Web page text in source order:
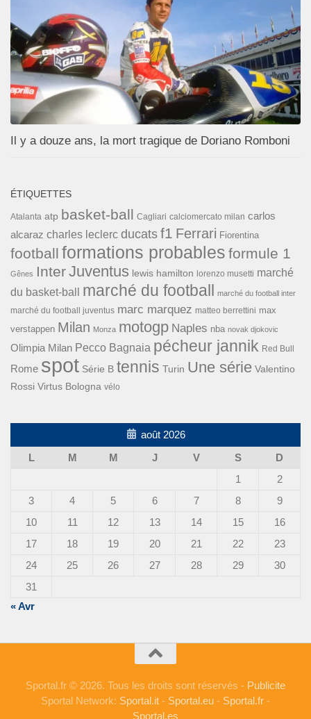
Il y a douze ans, la mort tragique de Doriano Romboni
ÉTIQUETTES
Atalanta atp basket-ball Cagliari calciomercato milan carlos
alcaraz charles leclerc ducats f1 Ferrari Fiorentina
football formations probables formule 1
Gênes InterJuventus lewis hamilton lorenzo musetti marché
du basket-ball
marché du football marché du football inter
marché du football juventus marc marquez matteo berrettini max
verstappen Milan Monza motogp Naples nba novak djokovic
Olimpia Milan Pecco Bagnaia pécheur jannik Red Bull
Rome spot Série B tennis Turin Une série Valentino
Rossi Virtus Bologna vélo
août 2026
L
M M J V S
D
1
2
3
4 5 6 7 8
9
10
11 12 13 14 15
16
17
18 19 20 21 22
23
24
25 26 27 28 29
30
31
« Avr
Sportal.fr © 2026. Tous les droits sont réservés - Publicite
Sportal Network: Sportal.it - Sportal.eu - Sportal.fr -
Sportal.es